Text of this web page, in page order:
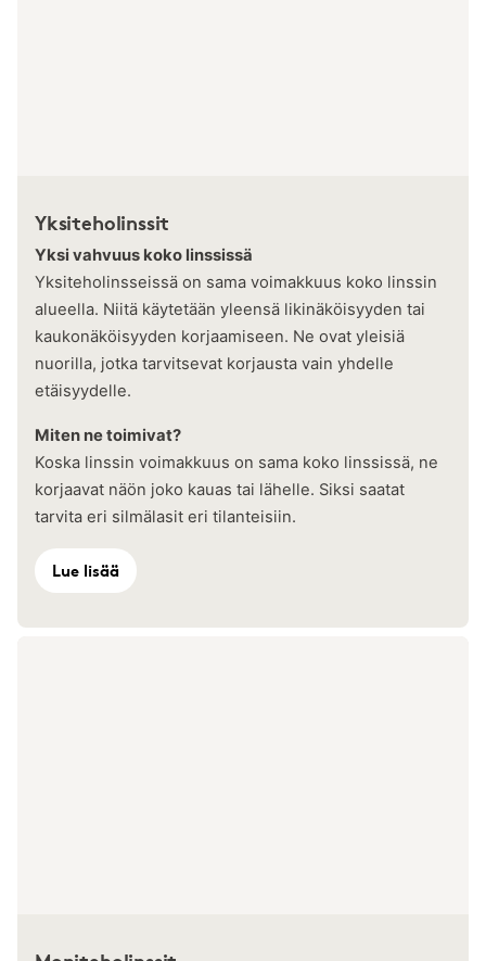
Yksiteholinssit
Yksi vahvuus koko linssissä
Yksiteholinsseissä on sama voimakkuus koko linssin
alueella. Niitä käytetään yleensä likinäköisyyden tai
kaukonäköisyyden korjaamiseen. Ne ovat yleisiä
nuorilla, jotka tarvitsevat korjausta vain yhdelle
etäisyydelle.
Miten ne toimivat?
Koska linssin voimakkuus on sama koko linssissä, ne
korjaavat näön joko kauas tai lähelle. Siksi saatat
tarvita eri silmälasit eri tilanteisiin.
Lue lisää